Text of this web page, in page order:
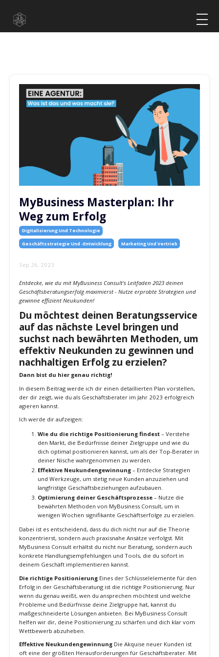
MyBusiness Masterplan: Ihr
Weg zum Erfolg
Digitalisierung Und Technologie
Entdecke, wie du mit MyBusiness Consult's Leitfaden 2023 deinen
gewinne effizient Neukunden!
Du möchtest deinen Beratungsservice
auf das nächste Level bringen und
suchst nach bewährten Methoden, um
effektiv Neukunden zu gewinnen und
nachhaltigen Erfolg zu erzielen?
Dann bist du hier genau richtig!
In diesem Beitrag werde ich dir einen detaillierten Plan vorstellen,
der dir zeigt, wie du als Geschäftsberater im Jahr 2023 erfolgreich
Ich werde dir aufzeigen:
Wie du die richtige Positionierung findest
den Markt, die Bedürfnisse deiner Zielgruppe und wie du
dich optimal positionieren kannst, um als der Top-Berater in
deiner Nische wahrgenommen zu werden.
Effektive Neukundengewinnung – Entdecke Strategien
und Werkzeuge, um stetig neue Kunden anzuziehen und
langfristige Geschäftsbeziehungen aufzubauen.
bewährten Methoden von MyBusiness Consult, um in
wenigen Wochen signifikante Geschäftserfolge zu erzielen.
Dabei ist es entscheidend, dass du dich nicht nur auf die Theorie
konzentrierst, sondern auch praxisnahe Ansätze verfolgst. Mit
MyBusiness Consult erhältst du nicht nur Beratung, sondern auch
konkrete Handlungsempfehlungen und Tools, die du sofort in
deinem Geschäft implementieren kannst.
Die richtige PositionierungEines der Schlüsselelemente für den
Erfolg in der Geschäftsberatung ist die richtige Positionierung. Nur
wenn du genau weißt, wen du ansprechen möchtest und welche
maßgeschneiderte Lösungen anbieten. Bei MyBusiness Consult
helfen wir dir, deine Positionierung zu schärfen und dich klar vom